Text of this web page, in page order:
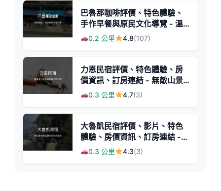
巴魯那咖啡評價、特色體驗、
手作早餐與原民文化導覽 - 溫
馨原鄉民宿
0.2 公里 4.8(107)
力恩民宿評價、特色體驗、房
價資訊、訂房連結 - 無敵山景
與寬敞舒適
0.3 公里 4.7(3)
大魯凱民宿評價、影片、特色
體驗、房價資訊、訂房連結 -
原住民文化深度體驗
0.3 公里 4.3(3)